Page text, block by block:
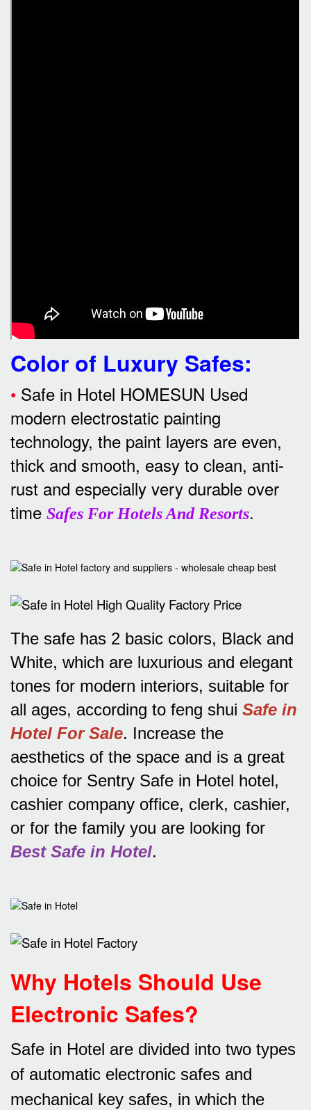
Color of Luxury Safes:
• Safe in Hotel HOMESUN Used
modern electrostatic painting
technology, the paint layers are even,
thick and smooth, easy to clean, anti-
rust and especially very durable over
time Safes For Hotels And Resorts.
The safe has 2 basic colors, Black and
White, which are luxurious and elegant
tones for modern interiors, suitable for
all ages, according to feng shui Safe in
Hotel For Sale. Increase the
aesthetics of the space and is a great
choice for Sentry Safe in Hotel hotel,
cashier company office, clerk, cashier,
or for the family you are looking for
Best Safe in Hotel.
Why Hotels Should Use
Electronic Safes?
Safe in Hotel are divided into two types
of automatic electronic safes and
mechanical key safes, in which the